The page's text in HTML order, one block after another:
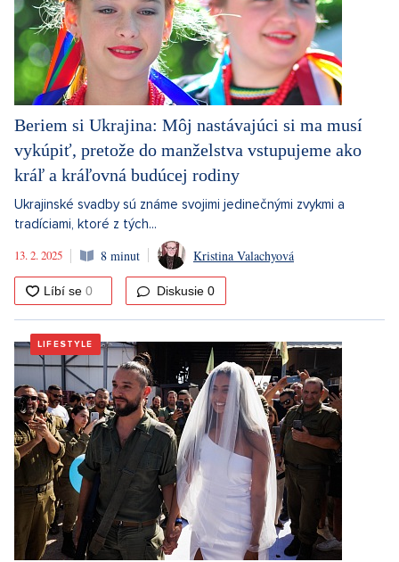
Beriem si Ukrajina: Môj nastávajúci si ma musí
vykúpiť, pretože do manželstva vstupujeme ako
kráľ a kráľovná budúcej rodiny
Ukrajinské svadby sú známe svojimi jedinečnými zvykmi a
tradíciami, ktoré z tých...
13. 2. 2025
8 minut Kristina Valachyová
Diskusie 0
LIFESTYLE